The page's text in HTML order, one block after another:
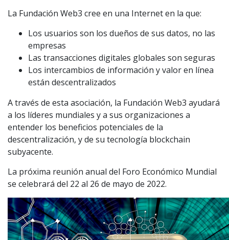
La Fundación Web3 cree en una Internet en la que:
Los usuarios son los dueños de sus datos, no las
empresas
Las transacciones digitales globales son seguras
Los intercambios de información y valor en línea
están descentralizados
A través de esta asociación, la Fundación Web3 ayudará
a los líderes mundiales y a sus organizaciones a
entender los beneficios potenciales de la
descentralización, y de su tecnología blockchain
subyacente.
La próxima reunión anual del Foro Económico Mundial
se celebrará del 22 al 26 de mayo de 2022.